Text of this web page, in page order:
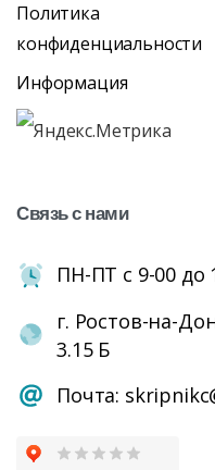
Политика
конфиденциальности
Информация
Связьснами
ПН-ПТ с 9-00 до
г. Ростов-на-
3.15 Б
Почта: